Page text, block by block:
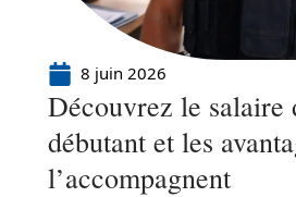
8 juin 2026
Découvrez le salaire
débutant et les
l’accompagnent